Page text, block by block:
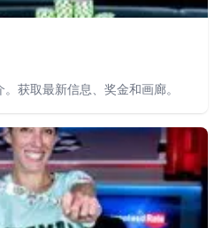
分类
标签
获取最新信息、奖金和画廊。